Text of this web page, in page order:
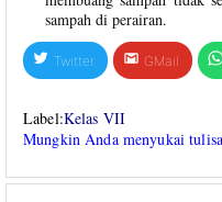
sampah di perairan.
Twitter GMail
Label:Kelas VII
Mungkin Anda menyukai